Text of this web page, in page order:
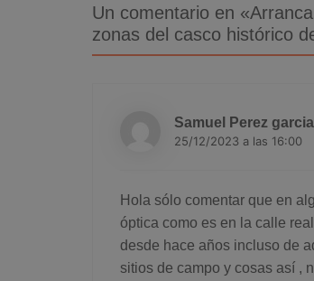
Un comentario en «
zonas del casco histórico
Samuel Perez garcia
25/12/2023 a las 16:00
Hola sólo comentar que en
óptica como es en la calle
desde hace años incluso de
sitios de campo y cosas así ,